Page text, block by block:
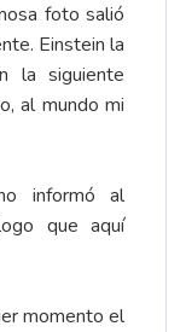
foto salió
Einstein la
la siguiente
al mundo mi
informó al
que aquí
momento el